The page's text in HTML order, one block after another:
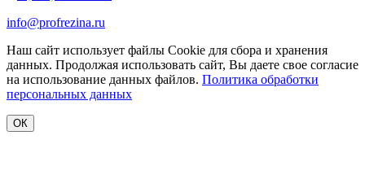
info@profrezina.ru
Наш сайт использует файлы Cookie для сбора и хранения
данных. Продолжая использовать сайт, Вы даете свое согласие
на использование данных файлов. Политика обработки
персональных данных
ОК